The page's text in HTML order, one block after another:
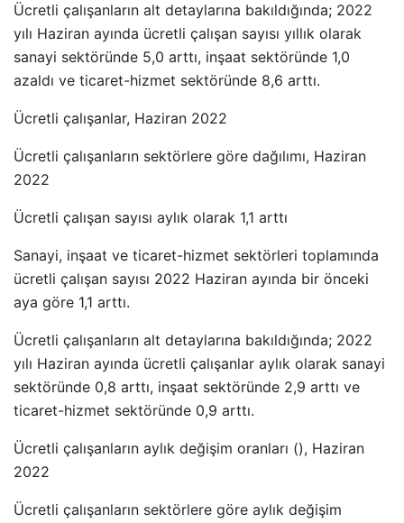
Ücretli çalışanların alt detaylarına bakıldığında; 2022
yılı Haziran ayında ücretli çalışan sayısı yıllık olarak
sanayi sektöründe 5,0 arttı, inşaat sektöründe 1,0
azaldı ve ticaret-hizmet sektöründe 8,6 arttı.
Ücretli çalışanlar, Haziran 2022
Ücretli çalışanların sektörlere göre dağılımı, Haziran
2022
Ücretli çalışan sayısı aylık olarak 1,1 arttı
Sanayi, inşaat ve ticaret-hizmet sektörleri toplamında
ücretli çalışan sayısı 2022 Haziran ayında bir önceki
aya göre 1,1 arttı.
Ücretli çalışanların alt detaylarına bakıldığında; 2022
yılı Haziran ayında ücretli çalışanlar aylık olarak sanayi
sektöründe 0,8 arttı, inşaat sektöründe 2,9 arttı ve
ticaret-hizmet sektöründe 0,9 arttı.
Ücretli çalışanların aylık değişim oranları (), Haziran
2022
Ücretli çalışanların sektörlere göre aylık değişim